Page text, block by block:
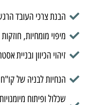
הבנת צרכי העובד
מיפוי מומחיות,
זיהוי הכיוון ובניית
הנחיות לבניה של
שכלול ופיתוח